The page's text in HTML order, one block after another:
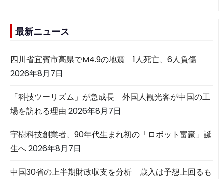
最新ニュース
四川省宜賓市高県でM4.9の地震 1人死亡、6人負傷
2026年8月7日
「科技ツーリズム」が急成長 外国人観光客が中国の工
場を訪れる理由 2026年8月7日
宇樹科技創業者、90年代生まれ初の「ロボット富豪」誕
生へ2026年8月7日
中国30省の上半期財政収支を分析 歳入は予想上回るも